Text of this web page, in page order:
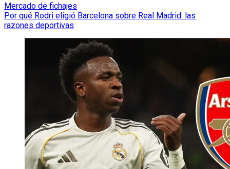
Mercado de fichajes
Por qué Rodri eligió Barcelona sobre Real Madrid: las
razones deportivas